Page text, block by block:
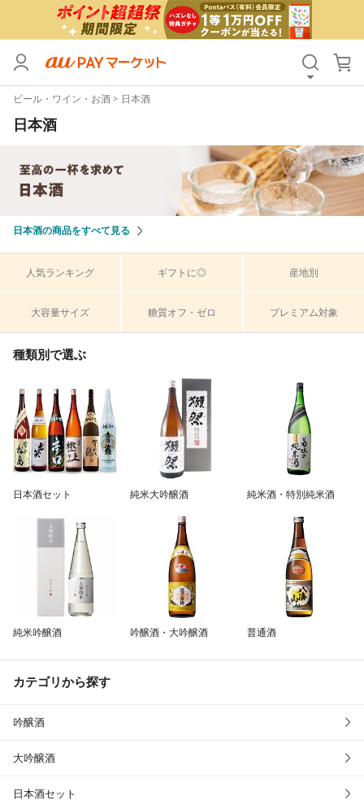
ビール・ワイン・お酒 日本酒
日本酒
日本酒の商品をすべて見る
人気ランキング ギフトに◎ 産地別
大容量サイズ 糖質オフ・ゼロ プレミアム対象
種類別で選ぶ
日本酒セット 純米大吟醸酒 純米酒・特別純米酒
純米吟醸酒 吟醸酒・大吟醸酒 普通酒
カテゴリから探す
吟醸酒
大吟醸酒
日本酒セット
カテゴリ すべて
価格
すべて
その他の条件
タイムセール
サンキュー配送対象 レビューキャンペーン
キーワード
除外ワード